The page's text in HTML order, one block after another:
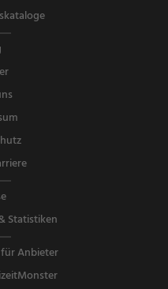
Statistiken
Anbieter